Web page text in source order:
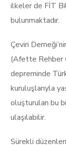
ilkeler de FİT
bulunmaktadır.
Çeviri
(Afette Rehber
depreminde
kuruluşlarıyla
oluşturulan bu
ulaşılabilir.
Sürekli